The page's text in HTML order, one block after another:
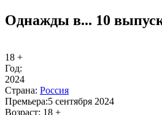
Однажды в... 10
18 +
Год:
2024
Стра­на: Рос­сия
Пре­мье­ра:5 сентября 2024
Воз­раст: 18 +